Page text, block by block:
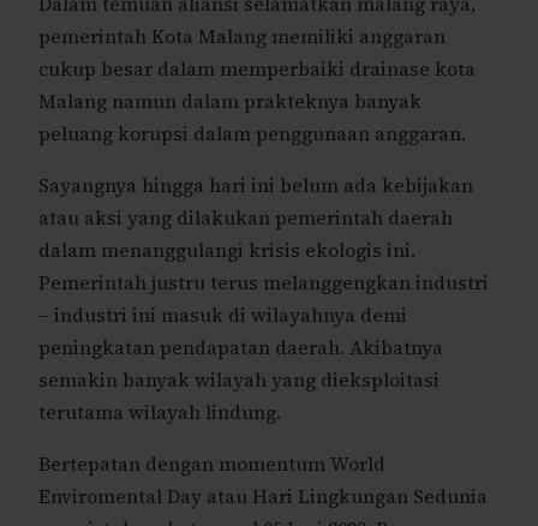
pemerintah Kota Malang memiliki anggaran
cukup besar dalam memperbaiki drainase kota
Malang namun dalam prakteknya banyak
peluang korupsi dalam penggunaan anggaran.
Sayangnya hingga hari ini belum ada kebijakan
atau aksi yang dilakukan pemerintah daerah
dalam menanggulangi krisis ekologis ini.
Pemerintah justru terus melanggengkan industri
– industri ini masuk di wilayahnya demi
peningkatan pendapatan daerah. Akibatnya
semakin banyak wilayah yang dieksploitasi
terutama wilayah lindung.
Bertepatan dengan momentum World
Enviromental Day atau Hari Lingkungan Sedunia